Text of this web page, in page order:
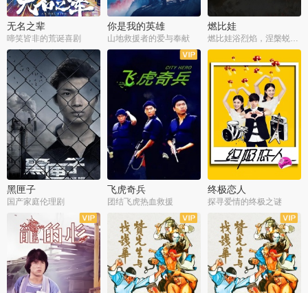
无名之辈
啼笑皆非的荒诞喜剧
你是我的英雄
山地救援者的爱与奉献
燃比娃
燃比娃浴烈焰，涅槃蜕变成人
黑匣子
国产家庭伦理剧
飞虎奇兵
团结飞虎热血救援
终极恋人
探寻爱情的终极之谜